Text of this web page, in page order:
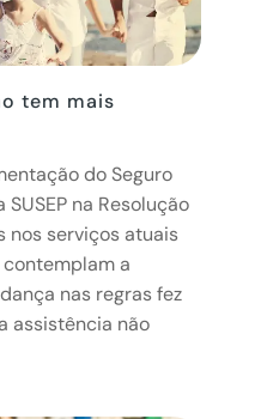
tem mais
do Seguro
na Resolução
nos serviços atuais
a
nas regras fez
assistência não